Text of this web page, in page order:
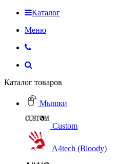
Каталог
Меню
Каталог товаров
Мышки
Custom
A4tech (Bloody)